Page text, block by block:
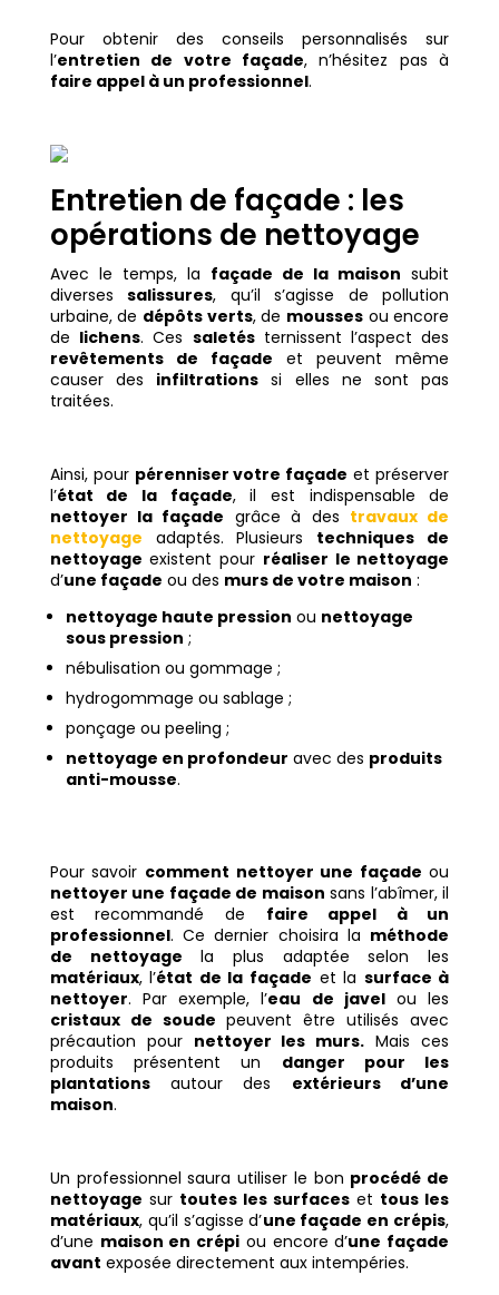
Pour obtenir des conseils personnalisés sur
l’entretien de votre façade, n’hésitez pas à
faire appel à un professionnel.
Entretien de façade : les
opérations de nettoyage
Avec le temps, la façade de la maison subit
diversessalissures, qu’il s’agisse de pollution
urbaine, de dépôts verts, de moussesou encore
de lichens. Ces saletésternissent l’aspect des
revêtements de façade et peuvent même
causer des infiltrations si elles ne sont pas
traitées.
Ainsi, pour pérenniser votre façade et préserver
l’état de la façade, il est indispensable de
nettoyer la façade grâce à des travaux de
nettoyage adaptés. Plusieurs techniques de
nettoyage existent pour réaliser le nettoyage
d’une façade ou des murs de votre maison :
nettoyage haute pression ou nettoyage
sous pression ;
nébulisation ou gommage ;
hydrogommage ou sablage ;
ponçage ou peeling ;
nettoyage en profondeur avec des produits
anti-mousse.
Pour savoir comment nettoyer une façade ou
nettoyer une façade de maison sans l’abîmer, il
est recommandé de faire appel à un
professionnel. Ce dernier choisira la méthode
de nettoyage la plus adaptée selon les
matériaux, l’état de la façade et la surface à
nettoyer. Par exemple, l’eau de javelou les
cristaux de soude peuvent être utilisés avec
précaution pour nettoyer les murs. Mais ces
produits présentent un danger pour les
plantationsautour des extérieurs d’une
maison.
Un professionnel saura utiliser le bon procédé de
nettoyage sur toutes les surfaces et tous les
matériaux, qu’il s’agisse d’une façade en crépis,
d’une maison en crépi ou encore d’une façade
avant exposée directement aux intempéries.